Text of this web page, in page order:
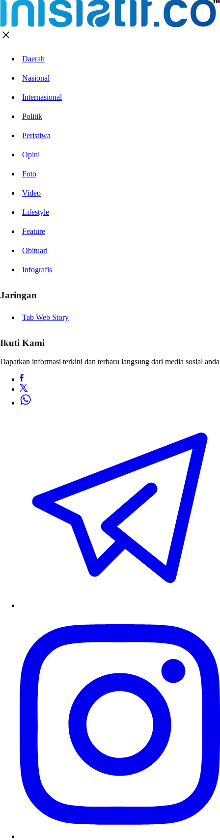
Daerah
Nasional
Internasional
Politik
Peristiwa
Opini
Foto
Video
Lifestyle
Feature
Obituari
Infografis
Jaringan
Tab Web Story
Ikuti Kami
Dapatkan informasi terkini dan terbaru langsung dari media sosial anda